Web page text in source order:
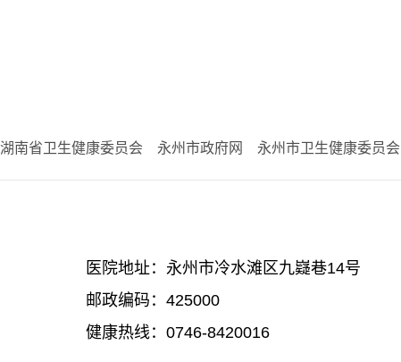
湖南省卫生健康委员会 永州市政府网 永州市卫生健康委员会
医院地址：永州市冷水滩区九嶷巷14号
邮政编码：425000
健康热线：0746-8420016